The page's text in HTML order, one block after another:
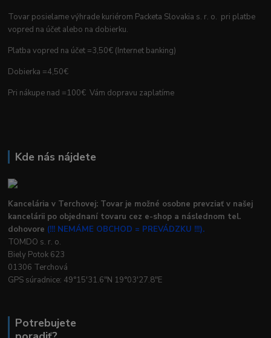
Tovar posielame výhrade kuriérom Packeta Slovakia s. r. o. pri platbe
vopred na účet alebo na dobierku.
Platba vopred na účet =3,50€ (Internet banking)
Dobierka =4,50€
Pri nákupe nad =100€ Vám dopravu zaplatíme
Kde nás nájdete
Kancelária v Terchovej: Tovar je možné osobne prevziať v našej
kancelárii po objednaní tovaru cez e-shop a následnom tel.
dohovore (!!! NEMÁME OBCHOD = PREVÁDZKU !!!).
TOMDO s. r. o.
Biely Potok 623
01306 Terchová
GPS súradnice: 49°15'31.6"N 19°03'27.8"E
Potrebujete